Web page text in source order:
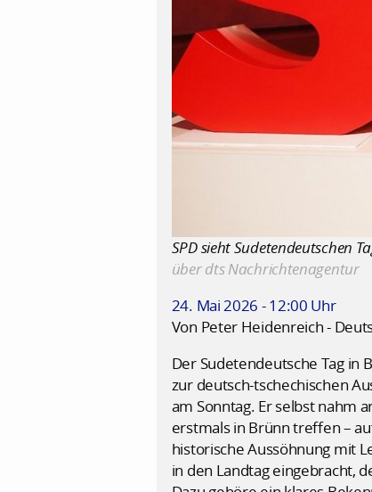
SPD sieht Sudetendeutschen
über dts Nachrichtenagentur
24. Mai 2026 - 12:00 Uhr
Von Peter Heidenreich -
Der Sudetendeutsche Tag in
zur deutsch-tschechischen
am Sonntag. Er selbst nahm
erstmals in Brünn treffen –
historische Aussöhnung mit
in den Landtag eingebracht,